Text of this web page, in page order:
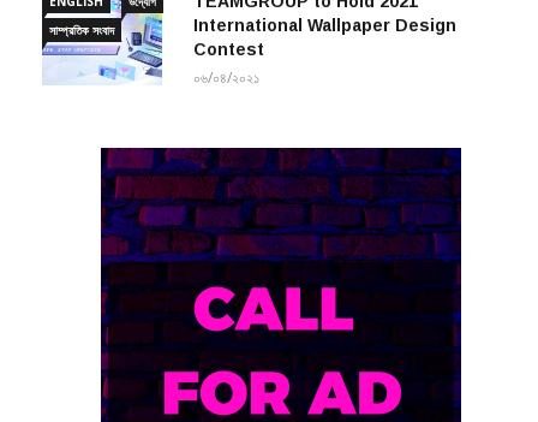
ENGLISH
উদ্যোগ
সাম্প্রতিক সংবাদ
TEAMGROUP to Hold 2021
International Wallpaper Design
Contest